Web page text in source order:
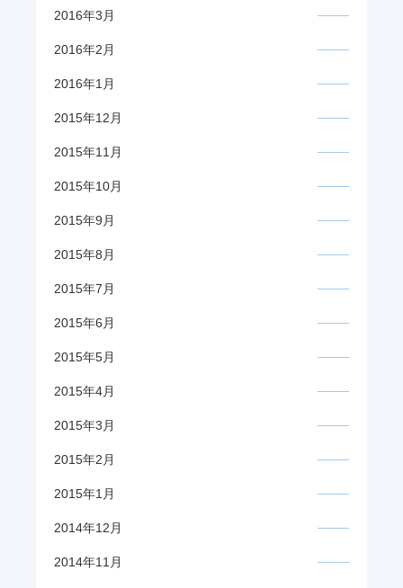
2016年3月
2016年2月
2016年1月
2015年12月
2015年11月
2015年10月
2015年9月
2015年8月
2015年7月
2015年6月
2015年5月
2015年4月
2015年3月
2015年2月
2015年1月
2014年12月
2014年11月